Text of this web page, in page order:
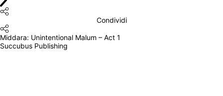
Condividi
Middara: Unintentional Malum – Act 1
Succubus Publishing